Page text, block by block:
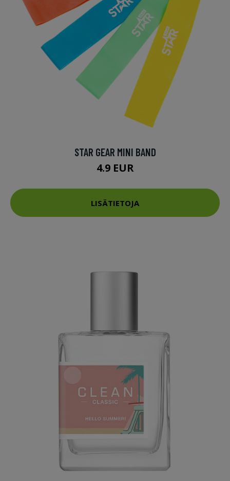
STAR GEAR MINI BAND
4.9 EUR
LISÄTIETOJA